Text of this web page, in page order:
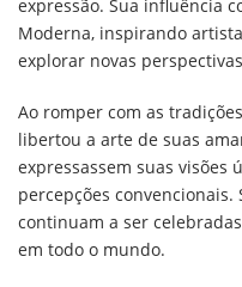
expressão. Sua influência
Moderna, inspirando
explorar novas
Ao romper com as
libertou a arte de suas
expressassem suas visões
percepções
continuam a ser
em todo o mundo.